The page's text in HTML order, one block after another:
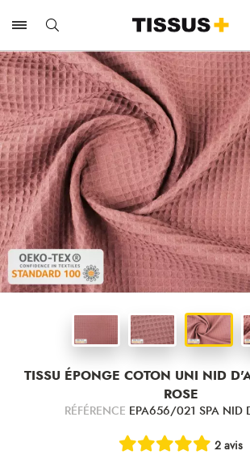
TISSU ÉPONGE COTON UNI NID
ROSE
RÉFÉRENCE EPA656/021 SPA NID
2 avis